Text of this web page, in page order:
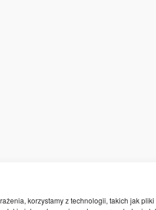
korzystamy z technologii, takich jak